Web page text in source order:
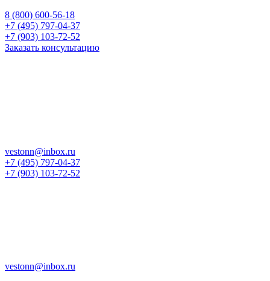
8 (800) 600-56-18
+7 (495) 797-04-37
+7 (903) 103-72-52
Заказать консультацию
vestonn@inbox.ru
+7 (495) 797-04-37
+7 (903) 103-72-52
vestonn@inbox.ru